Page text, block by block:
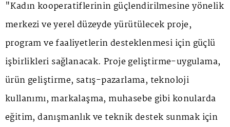
"Kadın kooperatiflerinin güçlendirilmesine yönelik
merkezi ve yerel düzeyde yürütülecek proje,
program ve faaliyetlerin desteklenmesi için güçlü
işbirlikleri sağlanacak. Proje geliştirme-uygulama,
ürün geliştirme, satış-pazarlama, teknoloji
kullanımı, markalaşma, muhasebe gibi konularda
eğitim, danışmanlık ve teknik destek sunmak için